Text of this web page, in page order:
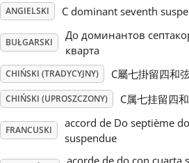
Português
Русский
Svenska
Tiếng Việt
ANGIELSKI C dominant seventh
BUŁGARSKI
До доминантов
кварта
CHIŃSKI (TRADYCYJNY) C屬七掛留四和
CHIŃSKI (UPROSZCZONY) C属七挂留四
FRANCUSKI
accord de Do septième
suspendue